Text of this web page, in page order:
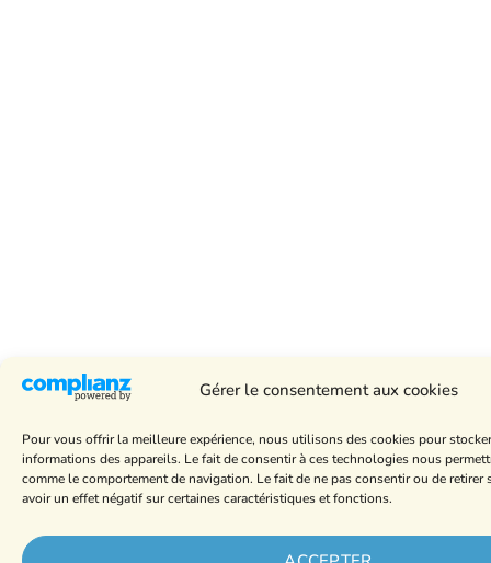
Gérer le consentement aux cookies
Pour vous offrir la meilleure expérience, nous utilisons des cookies pour
informations des appareils. Le fait de consentir à ces technologies nous
comme le comportement de navigation. Le fait de ne pas consentir ou de retirer
avoir un effet négatif sur certaines caractéristiques et fonctions.